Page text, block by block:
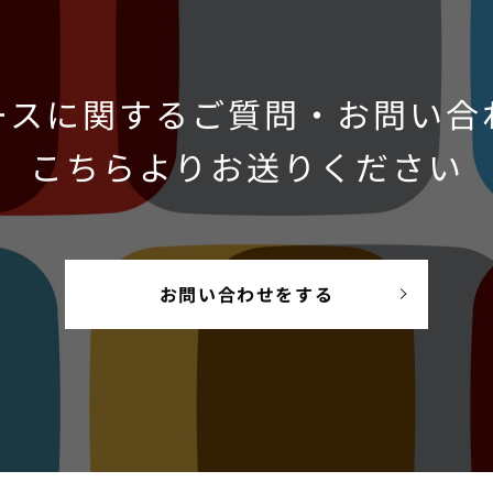
に関するご質問・お問い
こちらよりお送りください
お問い合わせをする